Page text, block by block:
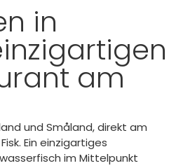
in
am
und Småland, direkt am
Ein einzigartiges
im Mittelpunkt